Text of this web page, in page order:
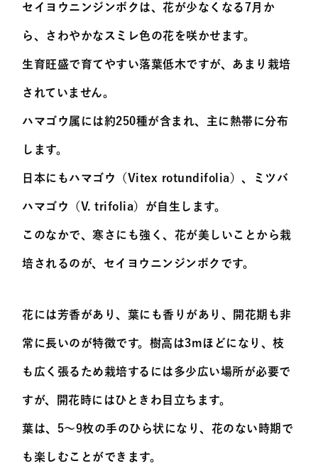
セイヨウニンジンボクは、花が少なくなる7月か
ら、さわやかなスミレ色の花を咲かせます。
生育旺盛で育てやすい落葉低木ですが、あまり栽培
されていません。
ハマゴウ属には約250種が含まれ、主に熱帯に分布
します。
日本にもハマゴウ（Vitex rotundifolia）、ミツバ
ハマゴウ（V. trifolia）が自生します。
このなかで、寒さにも強く、花が美しいことから栽
培されるのが、セイヨウニンジンボクです。
花には芳香があり、葉にも香りがあり、開花期も非
常に長いのが特徴です。樹高は3mほどになり、枝
も広く張るため栽培するには多少広い場所が必要で
すが、開花時にはひときわ目立ちます。
葉は、5～9枚の手のひら状になり、花のない時期で
も楽しむことができます。